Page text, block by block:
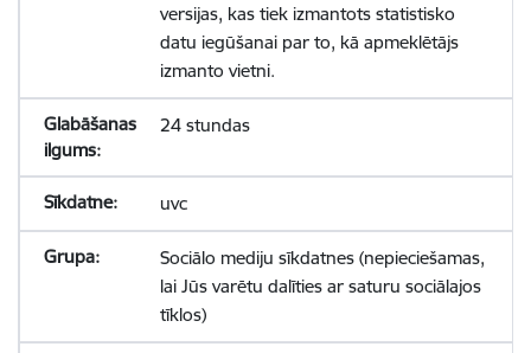
versijas, kas tiek izmantots statistisko
datu iegūšanai par to, kā apmeklētājs
izmanto vietni.
24 stundas
uvc
Sociālo mediju sīkdatnes (nepieciešamas,
lai Jūs varētu dalīties ar saturu sociālajos
tīklos)